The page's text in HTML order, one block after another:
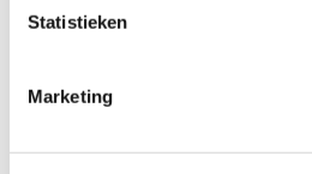
Statistieken
Marketing